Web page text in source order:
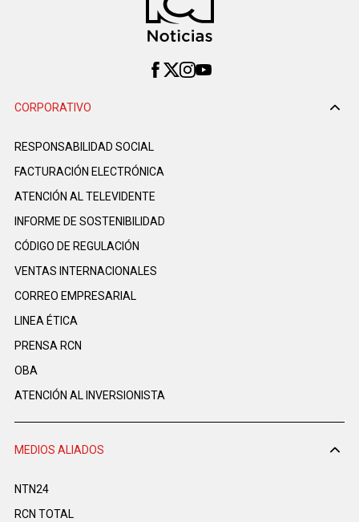
CORPORATIVO
RESPONSABILIDAD SOCIAL
FACTURACIÓN ELECTRÓNICA
ATENCIÓN AL TELEVIDENTE
INFORME DE SOSTENIBILIDAD
CÓDIGO DE REGULACIÓN
VENTAS INTERNACIONALES
CORREO EMPRESARIAL
LINEA ÉTICA
PRENSA RCN
OBA
ATENCIÓN AL INVERSIONISTA
MEDIOS ALIADOS
NTN24
RCN TOTAL